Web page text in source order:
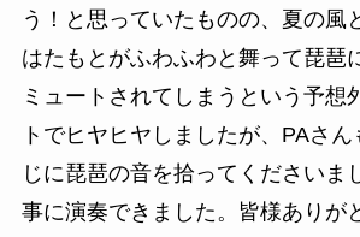
う！と思っていたものの、夏の風
はたもとがふわふわと舞って琵琶
ミュートされてしまうという予想
トでヒヤヒヤしましたが、PAさ
じに琵琶の音を拾ってくださいま
事に演奏できました。皆様ありが